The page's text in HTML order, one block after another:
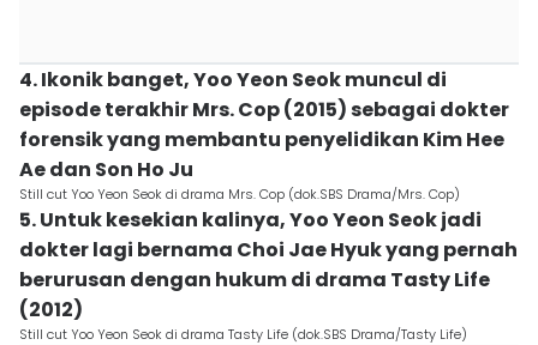
4. Ikonik banget, Yoo Yeon Seok muncul di
episode terakhir Mrs. Cop (2015) sebagai dokter
forensik yang membantu penyelidikan Kim Hee
Ae dan Son Ho Ju
Still cut Yoo Yeon Seok di drama Mrs. Cop (dok.SBS Drama/Mrs. Cop)
5. Untuk kesekian kalinya, Yoo Yeon Seok jadi
dokter lagi bernama Choi Jae Hyuk yang pernah
berurusan dengan hukum di drama Tasty Life
(2012)
Still cut Yoo Yeon Seok di drama Tasty Life (dok.SBS Drama/Tasty Life)